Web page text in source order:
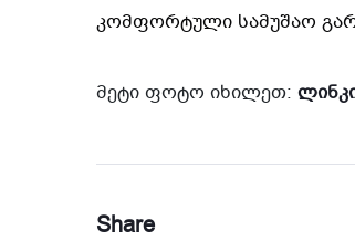
კომფორტული სამუშაო
მეტი ფოტო იხილეთ:
Share